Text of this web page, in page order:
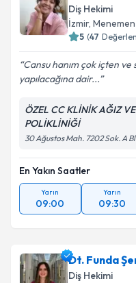
Diş Hekimi
İzmir, Menemen
5 (47
Cansu hanım çok içten
yapılacağına dair...
ÖZEL CC KLİNİK AĞIZ
POLİKLİNİĞİ
30 Ağustos Mah. 7202 Sok. A
En Yakın Saatler
Yarın
09:00
Yarın
09:30
Dt. Funda
Diş Hekimi